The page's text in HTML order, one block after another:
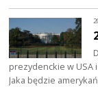
prezydenckie w USA
Jaka będzie